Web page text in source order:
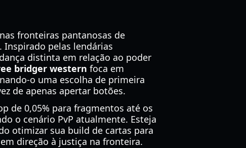
fronteiras pantanosas de
. Inspirado pelas lendárias
distinta em relação ao poder
bridger western foca em
o uma escolha de primeira
de apenas apertar botões.
de 0,05% para fragmentos até os
o cenário PvP atualmente. Esteja
otimizar sua build de cartas para
direção à justiça na fronteira.